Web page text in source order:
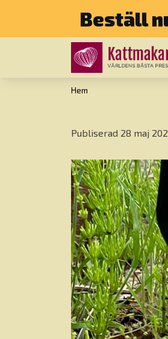
Beställ
Hem
Publiserad 28 maj